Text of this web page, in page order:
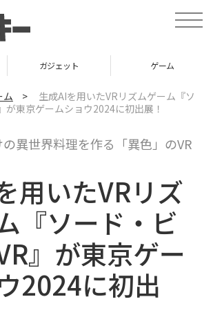
t
o
v
t
i
ガジェット ゲーム
ム >
生成AIを用いたVRリズムゲーム『ソ
が東京ゲームショウ2024に初出展！
異世界料理を作る「異色」のVR
用いたVRリズ
『ソード・ビ
』が東京ゲー
2024に初出